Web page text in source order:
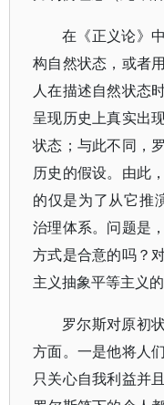
在《正义论》
构自然状态，或者
人在描述自然状态
呈现历史上真实出
状态；与此不同，
历史的假设。由此
的仅是为了从它推
治理体系。问题是
方式是合意的吗？
主义抽象平等主义的
罗尔斯对原初
方面。一是他将人
只关心自我利益并